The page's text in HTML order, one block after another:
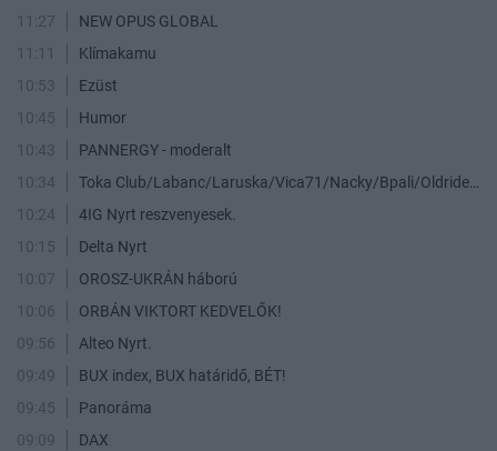
11:27
NEW OPUS GLOBAL
11:11
Klímakamu
10:53
Ezüst
10:45
Humor
10:43
PANNERGY - moderalt
10:34
Toka Club/Labanc/Laruska/Vica71/Nacky/Bpali/Oldrider/Josefernando/Mcbull/Kawaszabi
10:24
4IG Nyrt reszvenyesek.
10:15
Delta Nyrt
10:07
OROSZ-UKRÁN háború
10:06
ORBÁN VIKTORT KEDVELŐK!
09:56
Alteo Nyrt.
09:49
BUX index, BUX határidő, BÉT!
09:45
Panoráma
09:09
DAX